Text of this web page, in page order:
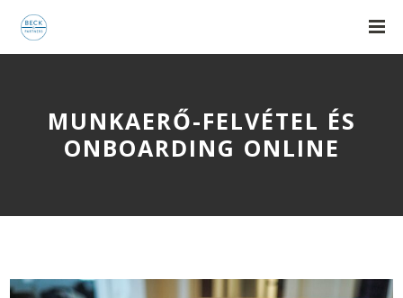
MUNKAERŐ-FELVÉTEL ÉS
ONBOARDING ONLINE